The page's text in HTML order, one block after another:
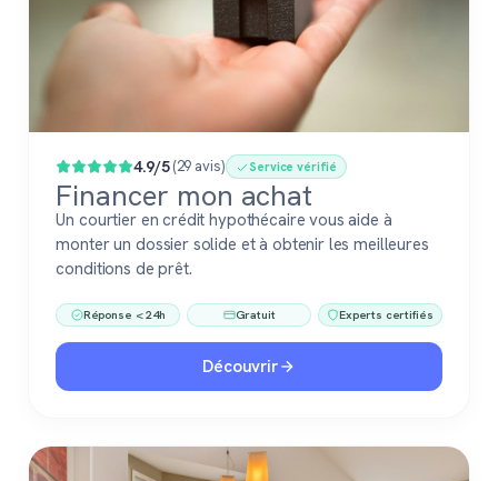
4.9/5(29 avis) Service vérifié
Financer mon achat
Un courtier en crédit hypothécaire vous aide à
monter un dossier solide et à obtenir les meilleures
conditions de prêt.
Réponse < 24h Gratuit Experts certifiés
Découvrir